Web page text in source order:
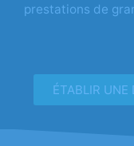
prestations de
ÉTABLIR UNE